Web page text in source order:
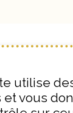
utilise
et vous